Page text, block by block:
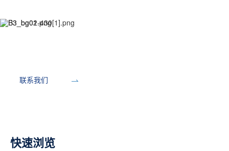
联系我们
快速浏览